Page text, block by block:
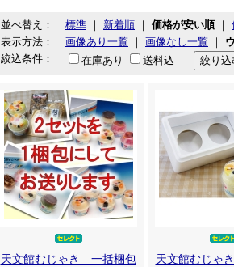
並べ替え： 標準 ｜ 新着順 ｜ 価格が安い順｜
表示方法：
画像あり一覧 ｜ 画像なし一覧 ｜
絞込条件：
在庫あり 送料込
天文館むじゃき 一括梱包
天文館むじゃ